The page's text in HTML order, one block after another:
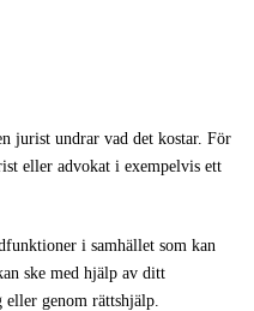
jurist undrar vad det kostar. För
eller advokat i exempelvis ett
i samhället som kan
ske med hjälp av ditt
genom rättshjälp.